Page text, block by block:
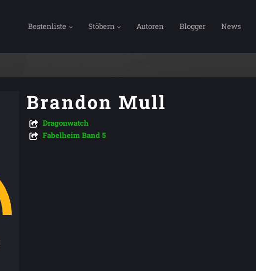
Bestenliste Stöbern Autoren Blogger News
Brandon Mull
Dragonwatch
Fabelheim Band 5